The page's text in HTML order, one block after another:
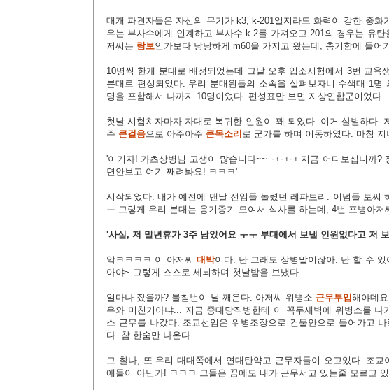
대개 파견자들은 자신의 무기가 k3, k-201일지라도 화력이 강한 중
우는 부사수에게 인계하고 부사수 k-2를 가져오고 201의 경우는 유
저씨는 람보인가보다 당당하게 m60을 가지고 왔는데, 총기함에 들어
10명씩 한개 분대로 배정되었는데 그날 오후 입소시험에서 3번 교육
분대로 편성되었다. 우리 분대원들의 소속을 살펴보자니 수색대 1
명을 포함해서 나까지 10명이었다. 편성표만 보면 지상연합군이었다.
첫날 시험치자마자 자대로 복귀한 인원이 꽤 되었다. 이거 살벌하다.
주 큰걸음으로 아주아주 큰목소리 로 군가를 하며 이동하였다. 마침 지
'이기자! 가츠상병님 고생이 많습니다~~ ㅋㅋㅋ 지금 어디보십니까?
면안보고 여기 째려봐요! ㅋㅋㅋ'
시작되었다. 내가 예전에 맨날 선임들 놀렸던 레파토리. 이넘들 토씨
ㅜ 그렇게 우리 분대는 옹기종기 모여서 식사를 하는데, 4번 포병아저
'사실, 저 말년휴가 3주 남았어요 ㅜㅜ 부대에서 보낼 인원없다고 저
앜ㅋㅋㅋㅋ 이 아저씨대박이다. 난 그래도 상병말이잖아. 난 할 수
아야~ 그렇게 스스로 세뇌하며 첫날밤을 보냈다.
얼마나 잤을까? 불침번이 날 깨운다. 아저씨 위병소 근무투입해야데
우와 미친거아냐... 지금 중대당직병한테 이 꼭두새벽에 위병소를
소 근무를 나갔다. 조교선임은 위병조장으로 건물안으로 들어가고
다. 참 한숨만 나온다.
그 찰나, 또 우리 대대쪽에서 연대탄약고 근무자들이 오고있다. 조
애들이 아닌가! ㅋㅋㅋ 그들은 꿈에도 내가 근무서고 있는줄 모르고